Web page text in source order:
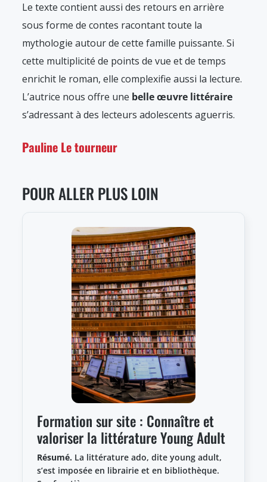
Le texte contient aussi des retours en arrière
sous forme de contes racontant toute la
mythologie autour de cette famille puissante. Si
cette multiplicité de points de vue et de temps
enrichit le roman, elle complexifie aussi la lecture.
L’autrice nous offre une belle œuvre littéraire
s’adressant à des lecteurs adolescents aguerris.
Pauline Le tourneur
POUR ALLER PLUS LOIN
Formation sur site : Connaître et
valoriser la littérature Young Adult
Résumé. La littérature ado, dite young adult,
s’est imposée en librairie et en bibliothèque.